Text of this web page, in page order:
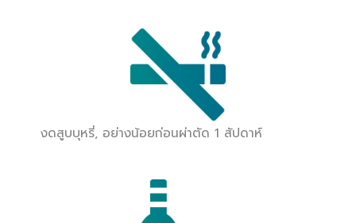
งดสูบบุหรี่, อย่างน้อยก่อนผ่าตัด 1 สัปดาห์